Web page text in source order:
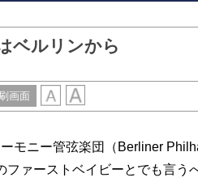
ベルリンから
画面
ニー管弦楽団（Berliner
ァーストベイビーとでも言う